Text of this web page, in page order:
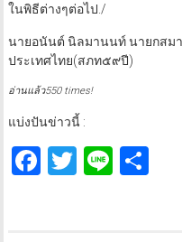
ในพิธีต่างๆต่อไป./
นายอนันต์ นิลมานนท์ นายกสม
ประเทศไทย(สภท๕๙ปี)
อ่านแล้ว550 times!
แบ่งปันข่าวนี้ :
Facebook
Twitter
Line